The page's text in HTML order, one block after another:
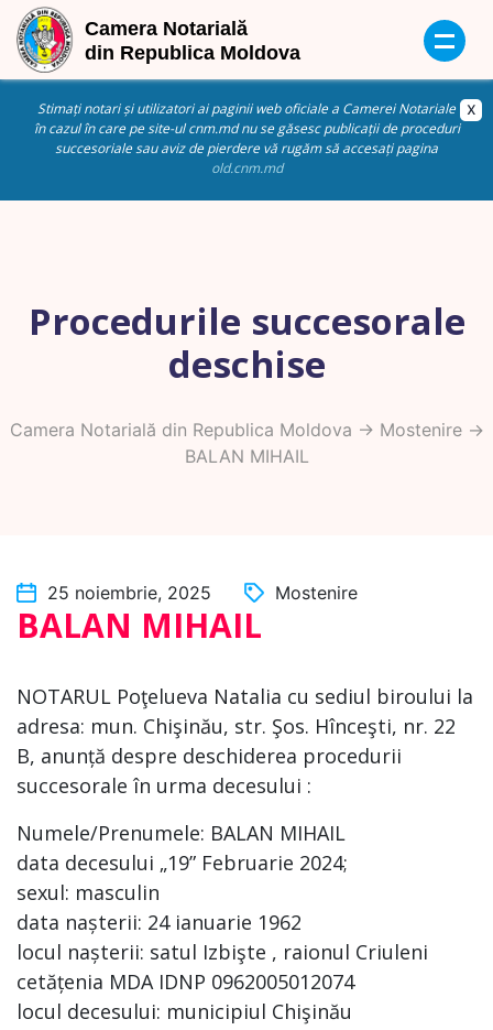
Stimați notari și utilizatori ai paginii web oficiale a Camerei Notariale
în cazul în care pe site-ul cnm.md nu se găsesc publicații de proceduri
succesoriale sau aviz de pierdere vă rugăm să accesați pagina
old.cnm.md
Procedurile succesorale
deschise
Camera Notarială din Republica Moldova -> Mostenire->
BALAN MIHAIL
25 noiembrie, 2025 Mostenire
BALAN MIHAIL
NOTARUL Poţelueva Natalia cu sediul biroului la
adresa: mun. Chişinău, str. Şos. Hînceşti, nr. 22
B, anunță despre deschiderea procedurii
succesorale în urma decesului :
Numele/Prenumele: BALAN MIHAIL
data decesului „19” Februarie 2024;
sexul: masculin
data nașterii: 24 ianuarie 1962
locul nașterii: satul Izbişte , raionul Criuleni
cetățenia MDA IDNP 0962005012074
locul decesului: municipiul Chişinău